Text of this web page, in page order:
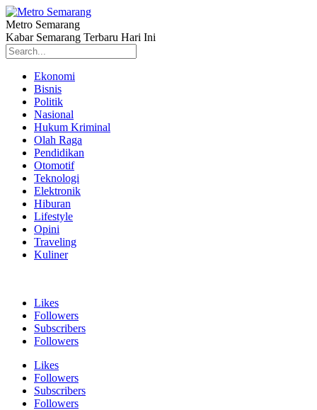
Metro Semarang
Kabar Semarang Terbaru Hari Ini
Ekonomi
Bisnis
Politik
Nasional
Hukum Kriminal
Olah Raga
Pendidikan
Otomotif
Teknologi
Elektronik
Hiburan
Lifestyle
Opini
Traveling
Kuliner
Likes
Followers
Subscribers
Followers
Likes
Followers
Subscribers
Followers